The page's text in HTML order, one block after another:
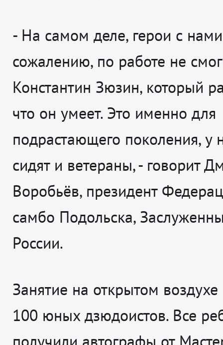
- На самом деле, герои с
сожалению, по работе не
Константин Зюзин, который
что он умеет. Это именно для
подрастающего поколения, у
сидят и ветераны, - говорит
Воробьёв, президент
самбо Подольска,
России.
Занятие на открытом воздухе
100 юных дзюдоистов. Все